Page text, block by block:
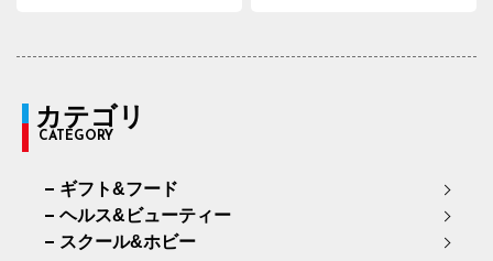
カテゴリ
CATEGORY
ギフト&フード
ヘルス&ビューティー
スクール&ホビー